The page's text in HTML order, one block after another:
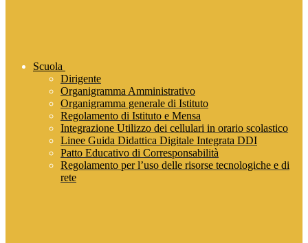
Scuola
Dirigente
Organigramma Amministrativo
Organigramma generale di Istituto
Regolamento di Istituto e Mensa
Integrazione Utilizzo dei cellulari in orario scolastico
Linee Guida Didattica Digitale Integrata DDI
Patto Educativo di Corresponsabilità
Regolamento per l’uso delle risorse tecnologiche e di
rete